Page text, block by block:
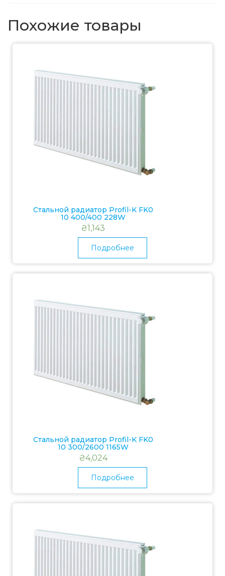
Похожие товары
Стальной радиатор Profil-K FK0
10 400/400 228W
₴1,143
Подробнее
Стальной радиатор Profil-K FK0
10 300/2600 1165W
₴4,024
Подробнее